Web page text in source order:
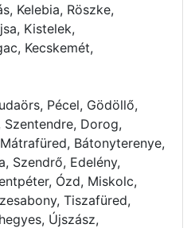
Kelebia, Röszke,
Kistelek,
Kecskemét,
Pécel, Gödöllő,
Szentendre, Dorog,
Bátonyterenye,
Szendrő, Edelény,
Ózd, Miskolc,
Tiszafüred,
Újszász,